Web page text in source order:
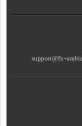
support@fx-